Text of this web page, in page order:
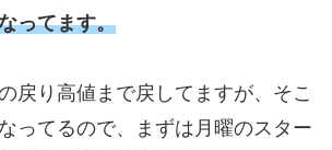
ってます。
戻り高値まで戻してますが、そこ
ってるので、まずは月曜のスター